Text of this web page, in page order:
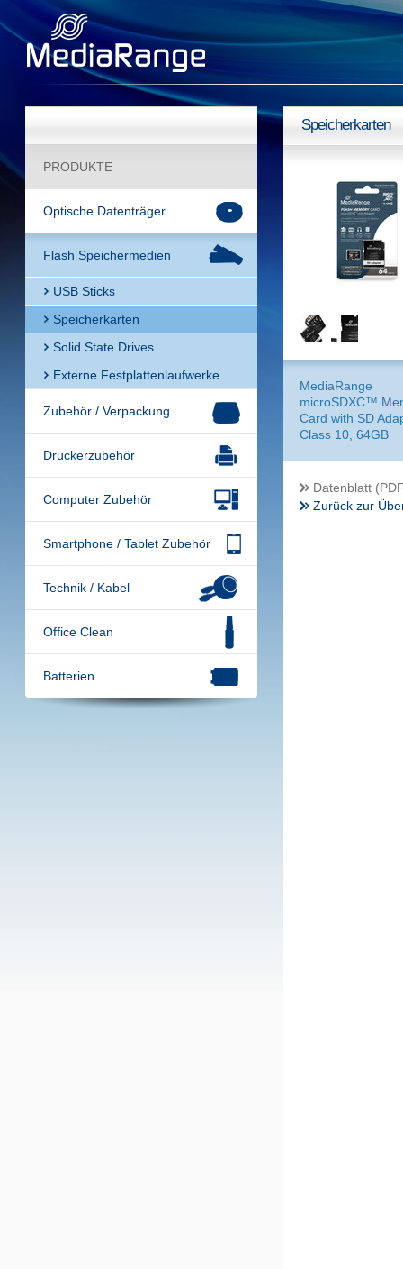
PRODUKTE
Optische Datenträger
Flash Speichermedien
USB Sticks
Speicherkarten
Solid State Drives
Externe Festplattenlaufwerke
Zubehör / Verpackung
Druckerzubehör
Computer Zubehör
Smartphone / Tablet Zubehör
Technik / Kabel
Office Clean
Batterien
Speicherkarten
MediaRange
microSDXC™
Card with SD
Class 10, 64GB
Datenblatt
Zurück zur